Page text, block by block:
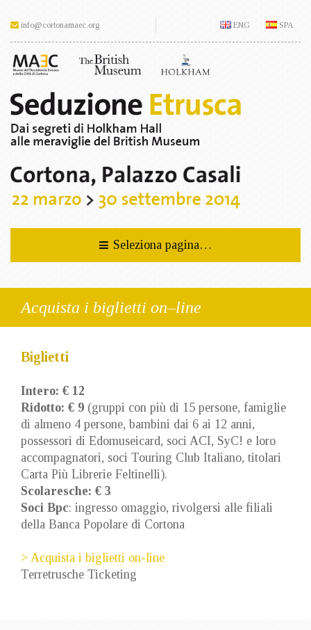
Seduzione
Etrusca
Dai
di
Holkham
alle
meraviglie
Museum
Cortona,
Palazzo
22
marzo
2014
2014
info@cortonamaec.org ENG SPA
Seleziona pagina…
Acquista i biglietti on–line
Biglietti
Intero: € 12
Ridotto: € 9 (gruppi con più di 15 persone, famiglie
di almeno 4 persone, bambini dai 6 ai 12 anni,
possessori di Edomuseicard, soci ACI, SyC! e loro
accompagnatori, soci Touring Club Italiano, titolari
Carta Più Librerie Feltinelli).
Scolaresche: € 3
Soci Bpc: ingresso omaggio, rivolgersi alle filiali
della Banca Popolare di Cortona
> Acquista i biglietti on-line
Terretrusche Ticketing